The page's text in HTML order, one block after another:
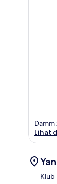
Damm
Lihat
Klub